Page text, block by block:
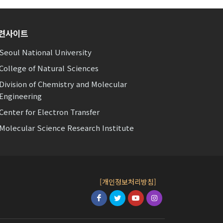
사이트
National University
of Natural Sciences
of Chemistry and Molecular
for Electron Transfer
Science Research Institute
[개인정보처리방침]